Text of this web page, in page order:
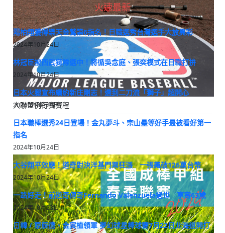
大聯盟例行賽賽程
火速最新
陽柏翔獲得樂天金鷲第6指名！日職選秀台灣選手大放異彩
2024年10月24日
林冠臣被西武獅隊選中！將循吳念庭、張奕模式在日職打拚
2024年10月24日
日本火腿宣布續約新庄剛志！選到二刀流「獅子」超開心
2024年10月24日
日本職棒選秀24日登場！金丸夢斗、宗山壘等好手最被看好第一
指名
2024年10月24日
大谷翔平效應！道奇對決洋基門票狂漲 一張飆破126萬台幣
2024年10月24日
一路好走！前道奇傳奇Fernando Valenzuela過世 享壽63歲
2024年10月23日
日韓 / 原辰德、金寅植領軍 夢幻球星棒球賽7月22日北海道開打